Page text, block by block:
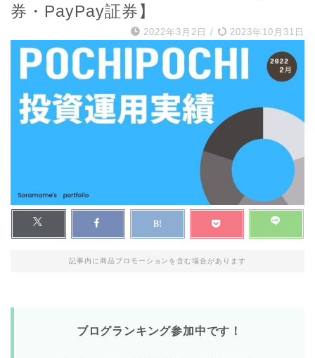
券・PayPay証券】
2022年3月2日 / 2023年10月31日
記事内に商品プロモーションを含む場合があります
ブログランキング参加中です！